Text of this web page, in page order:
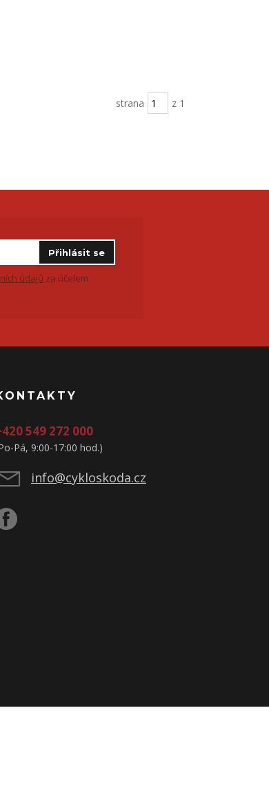
strana z 1
Přihlásit se
údajů za účelem
549 272 000
Pá, 9:00-17:00 hod.)
info@cykloskoda.cz